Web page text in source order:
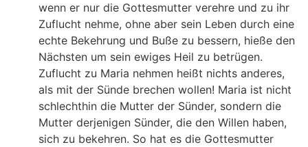
wenn er nur die Gottesmutter verehre und zu ihr
Zuflucht nehme, ohne aber sein Leben durch eine
echte Bekehrung und Buße zu bessern, hieße den
Nächsten um sein ewiges Heil zu betrügen.
Zuflucht zu Maria nehmen heißt nichts anderes,
als mit der Sünde brechen wollen! Maria ist nicht
schlechthin die Mutter der Sünder, sondern die
Mutter derjenigen Sünder, die den Willen haben,
sich zu bekehren. So hat es die Gottesmutter